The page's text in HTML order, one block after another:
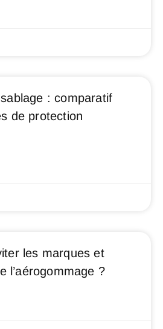
: comparatif
de protection
les marques et
l’aérogommage ?